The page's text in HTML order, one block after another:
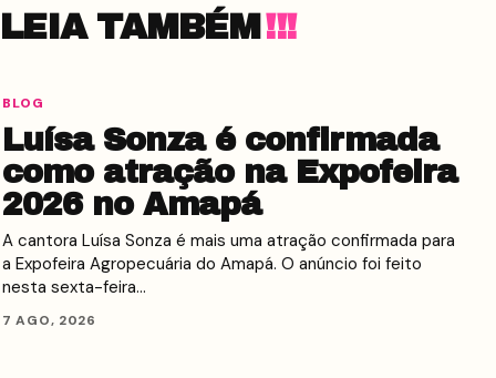
LEIA TAMBÉM
BLOG
Luísa Sonza é confirmada
como atração na Expofeira
2026 no Amapá
A cantora Luísa Sonza é mais uma atração confirmada para
a Expofeira Agropecuária do Amapá. O anúncio foi feito
nesta sexta-feira…
7 AGO, 2026